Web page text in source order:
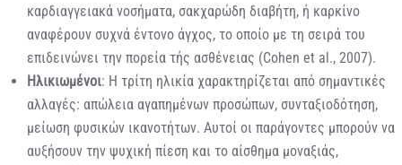
καρδιαγγειακά νοσήματα, σακχαρώδη διαβήτη, ή καρκίνο
αναφέρουν συχνά έντονο άγχος, το οποίο με τη σειρά του
επιδεινώνει την πορεία τής ασθένειας (Cohen et al., 2007).
Ηλικιωμένοι: Η τρίτη ηλικία χαρακτηρίζεται από σημαντικές
αλλαγές: απώλεια αγαπημένων προσώπων, συνταξιοδότηση,
μείωση φυσικών ικανοτήτων. Αυτοί οι παράγοντες μπορούν να
αυξήσουν την ψυχική πίεση και το αίσθημα μοναξιάς,